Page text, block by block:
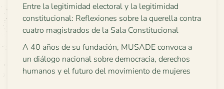
Entre la legitimidad electoral y la legitimidad
constitucional: Reflexiones sobre la querella contra
cuatro magistrados de la Sala Constitucional
A 40 años de su fundación, MUSADE convoca a
un diálogo nacional sobre democracia, derechos
humanos y el futuro del movimiento de mujeres